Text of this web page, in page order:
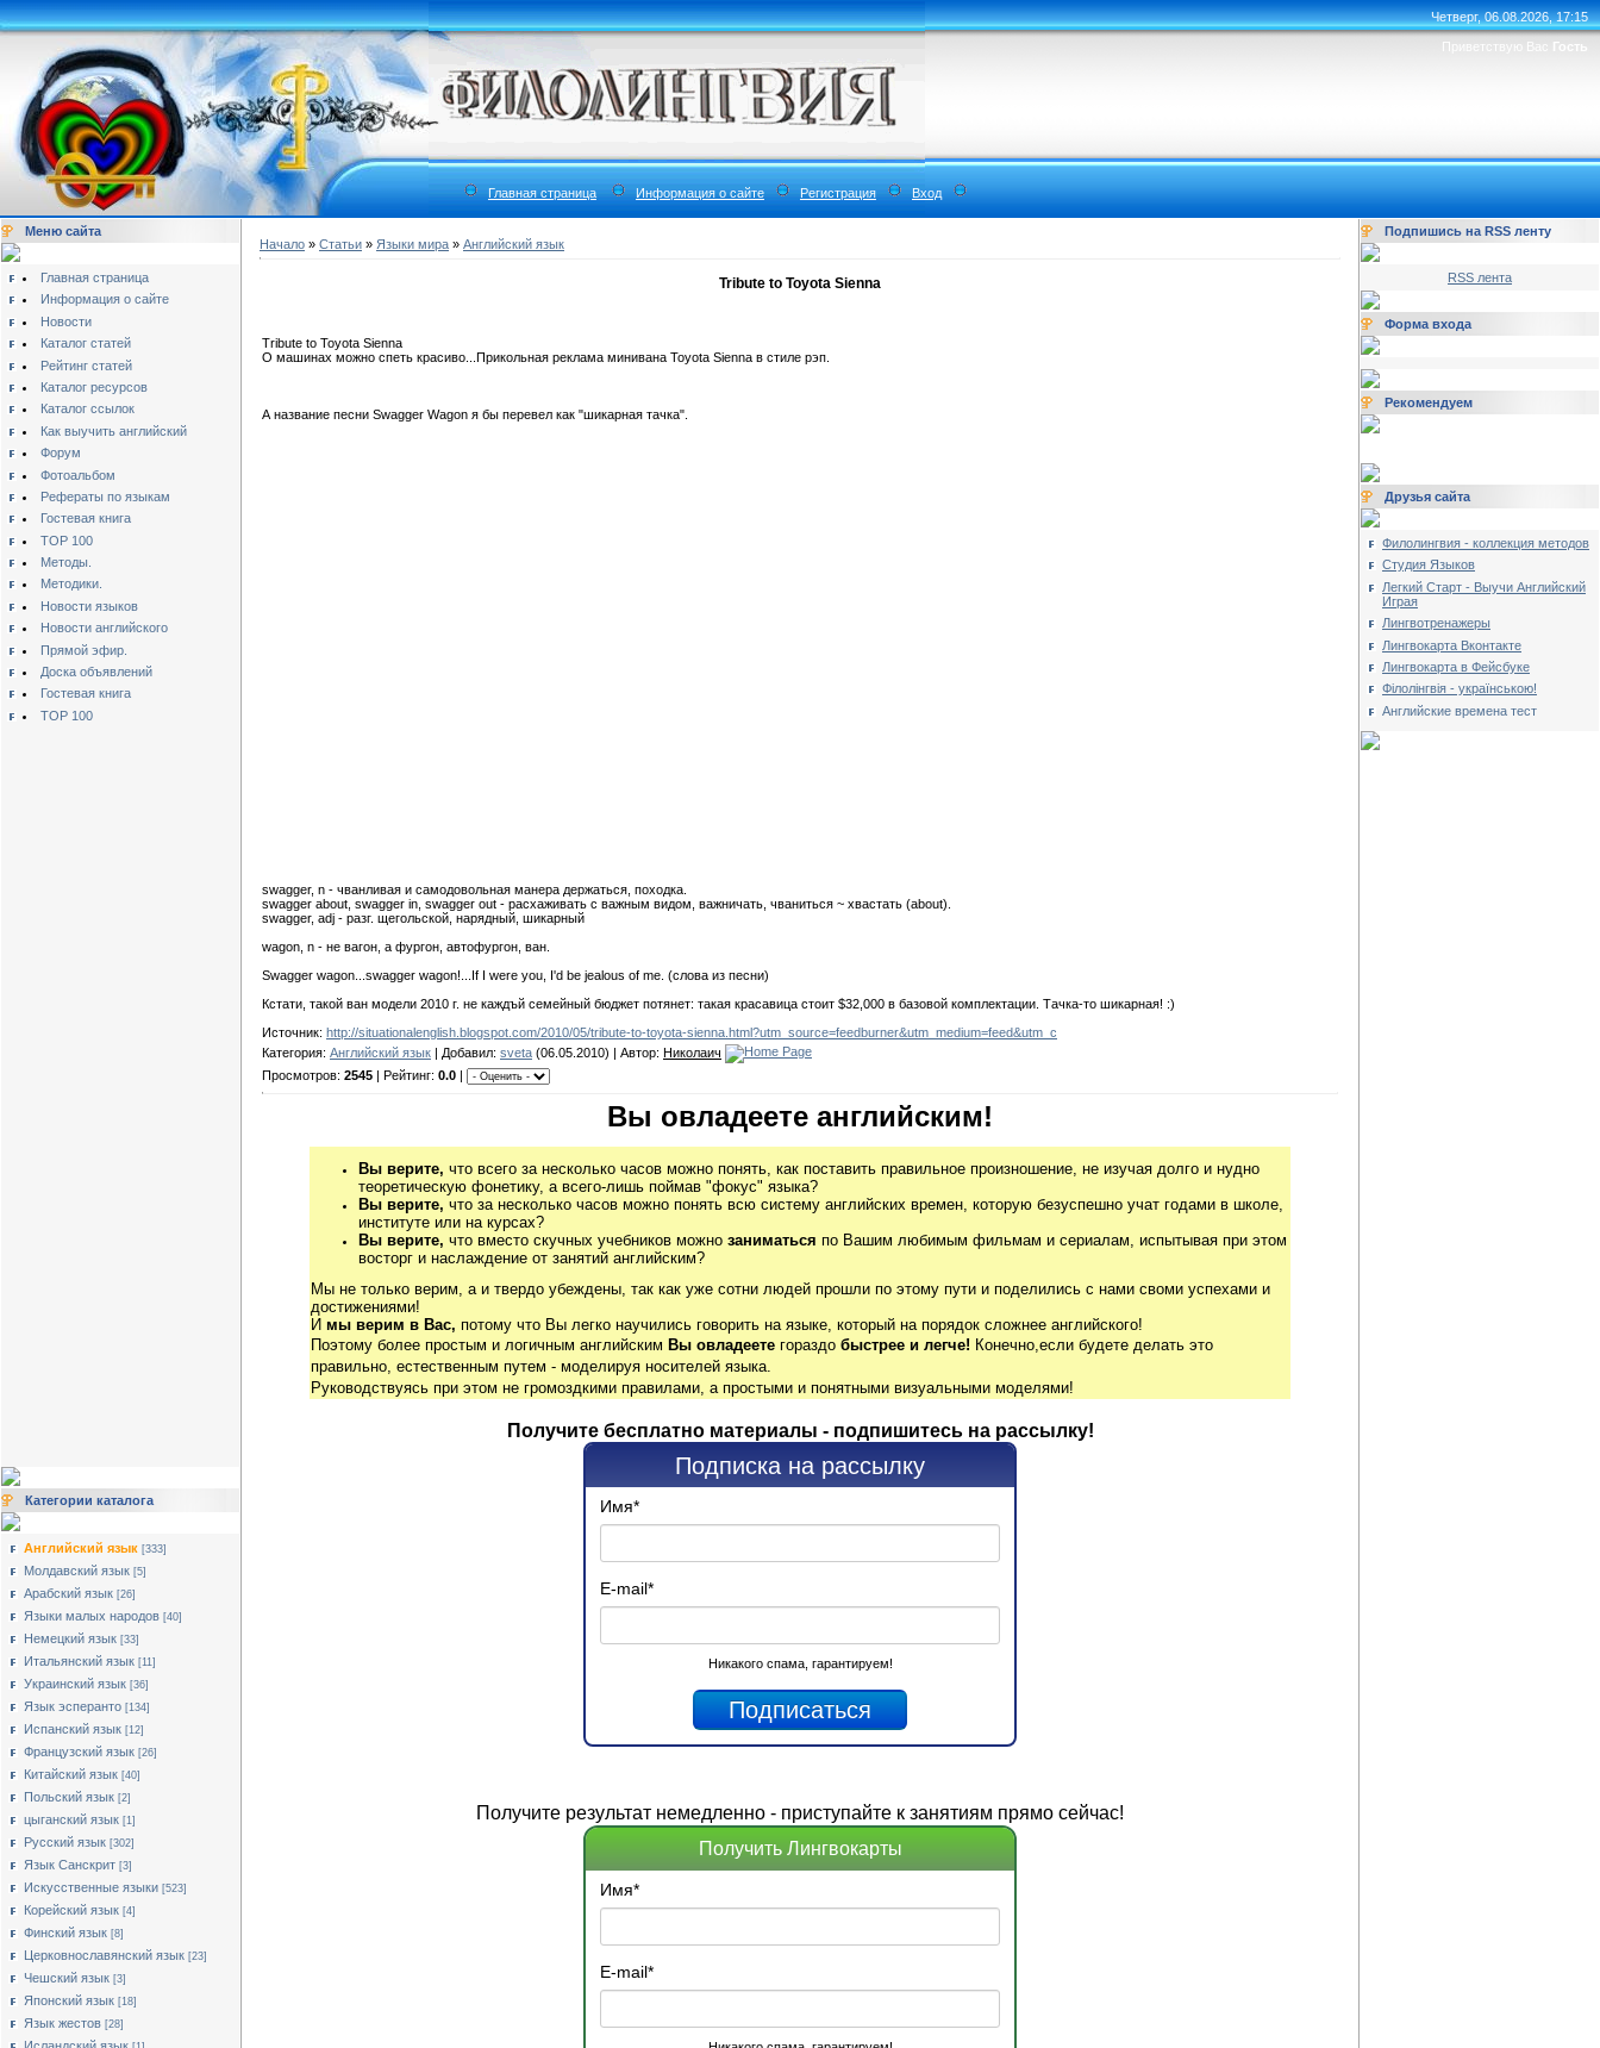
Четверг, 06.08.2026, 17:15
Приветствую Вас Гость
Главная страница Информация о сайте Регистрация Вход
Меню сайта
Главная страница
Информация о сайте
Новости
Каталог статей
Рейтинг статей
Каталог ресурсов
Каталог ссылок
Как выучить английский
Форум
Фотоальбом
Рефераты по языкам
Гостевая книга
TOP 100
Методы.
Методики.
Новости языков
Новости английского
Прямой эфир.
Доска объявлений
Гостевая книга
TOP 100
Категории каталога
Английский язык [333]
Молдавский язык [5]
Арабский язык [26]
Языки малых народов [40]
Немецкий язык [33]
Итальянский язык [11]
Украинский язык [36]
Язык эсперанто [134]
Испанский язык [12]
Французский язык [26]
Китайский язык [40]
Польский язык [2]
цыганский язык [1]
Русский язык [302]
Язык Санскрит [3]
Искусственные языки [523]
Корейский язык [4]
Финский язык [8]
Церковнославянский язык [23]
Чешский язык [3]
Японский язык [18]
Язык жестов [28]
Начало » Статьи » Языки мира » Английский язык
Tribute to Toyota Sienna
Tribute to Toyota Sienna
О машинах можно спеть красиво...Прикольная реклама минивана Toyota Sienna в стиле рэп.
А название песни Swagger Wagon я бы перевел как "шикарная тачка".
swagger, n - чванливая и самодовольная манера держаться, походка.
swagger about, swagger in, swagger out - расхаживать с важным видом, важничать, чваниться ~ хвастать (about).
swagger, adj - разг. щегольской, нарядный, шикарный
wagon, n - не вагон, а фургон, автофургон, ван.
Swagger wagon...swagger wagon!...If I were you, I'd be jealous of me. (слова из песни)
Кстати, такой ван модели 2010 г. не каждъй семейный бюджет потянет: такая красавица стоит $32,000 в базовой комплектации. Тачка-то шикарная! :)
Источник: http://situationalenglish.blogspot.com/2010/05/tribute-to-toyota-sienna.html?utm_source=feedburner&utm_medium=feed&utm_c
Категория: Английский язык | Добавил: sveta (06.05.2010) | Автор: Николаич
Просмотров: 2545 | Рейтинг: 0.0
Вы овладеете английским!
Вы верите, что всего за несколько часов можно понять, как поставить правильное произношение, не изучая долго и нудно
теоретическую фонетику, а всего-лишь поймав "фокус" языка?
Вы верите, что за несколько часов можно понять всю систему английских времен, которую безуспешно учат годами в школе,
институте или на курсах?
Вы верите, что вместо скучных учебников можно заниматься по Вашим любимым фильмам и сериалам, испытывая при этом
восторг и наслаждение от занятий английским?
Мы не только верим, а и твердо убеждены, так как уже сотни людей прошли по этому пути и поделились с нами своми успехами и
достижениями!
И мы верим в Вас, потому что Вы легко научились говорить на языке, который на порядок сложнее английского!
Поэтому более простым и логичным английским Вы овладеете гораздо быстрее и легче! Конечно,если будете делать это
правильно, естественным путем - моделируя носителей языка.
Руководствуясь при этом не громоздкими правилами, а простыми и понятными визуальными моделями!
Получите бесплатно материалы - подпишитесь на рассылку!
Подписка на рассылку
Имя*
E-mail*
Никакого спама, гарантируем!
Получите результат немедленно - приступайте к занятиям прямо сейчас!
Получить Лингвокарты
Имя*
E-mail*
Подпишись на RSS ленту
RSS лента
Форма входа
Рекомендуем
Друзья сайта
Филолингвия - коллекция методов
Студия Языков
Легкий Старт - Выучи Английский
Играя
Лингвотренажеры
Лингвокарта Вконтакте
Лингвокарта в Фейсбуке
Філолінгвія - українською!
Английские времена тест